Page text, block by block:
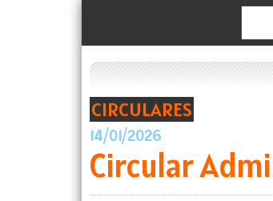
CIRCULARES
14/01/2026
Circular